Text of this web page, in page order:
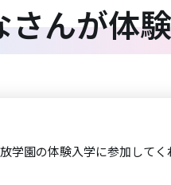
んが体
園の体験入学に参加してく